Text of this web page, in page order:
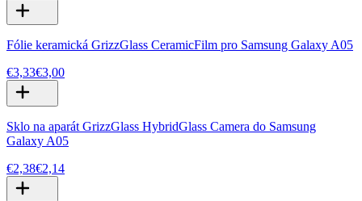
Fólie keramická GrizzGlass CeramicFilm pro Samsung Galaxy A05
€3,33€3,00
Sklo na aparát GrizzGlass HybridGlass Camera do Samsung
Galaxy A05
€2,38€2,14